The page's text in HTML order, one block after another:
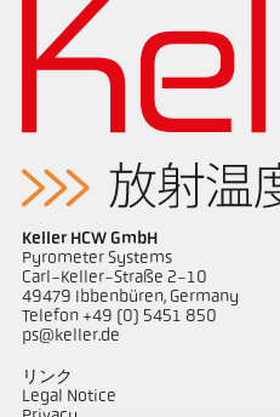
図面 PA
Keller HCW GmbH
Pyrometer Systems
Carl-Keller-Straße 2-10
49479 Ibbenbüren, Germany
Telefon +49 (0) 5451 850
ps@keller.de
リンク
Legal Notice